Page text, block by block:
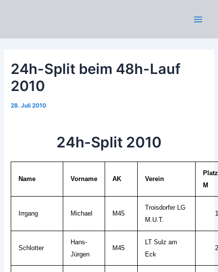
24h-Split beim 48h-Lauf
2010
28. Juli 2010
24h-Split 2010
Name Vorname AK Verein
Platz
M
Irrgang Michael M45
Troisdorfer LG
M.U.T.
1
Schlotter
Hans-
Jürgen
M45
LT Sulz am
Eck
2